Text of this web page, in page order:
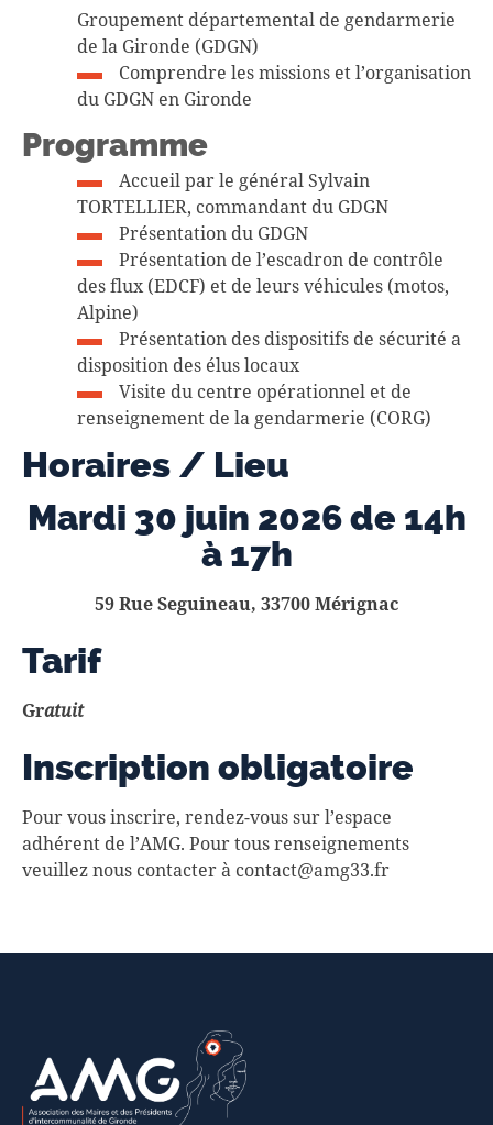
Groupement départemental de gendarmerie
de la Gironde (GDGN)
Comprendre les missions et l’organisation
du GDGN en Gironde
Programme
Accueil par le général Sylvain
TORTELLIER, commandant du GDGN
Présentation du GDGN
Présentation de l’escadron de contrôle
des flux (EDCF) et de leurs véhicules (motos,
Alpine)
Présentation des dispositifs de sécurité a
disposition des élus locaux
Visite du centre opérationnel et de
renseignement de la gendarmerie (CORG)
Horaires / Lieu
Mardi 30 juin 2026 de 14h
à 17h
59 Rue Seguineau, 33700 Mérignac
Tarif
Gratuit
Inscription obligatoire
Pour vous inscrire, rendez-vous sur l’espace
adhérent de l’AMG. Pour tous renseignements
veuillez nous contacter à contact@amg33.fr